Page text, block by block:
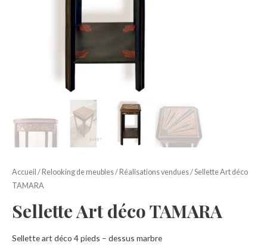
Accueil / Relooking de meubles/ Réalisations vendues/ Sellette Art déco
TAMARA
Sellette Art déco TAMARA
Sellette art déco 4 pieds – dessus marbre